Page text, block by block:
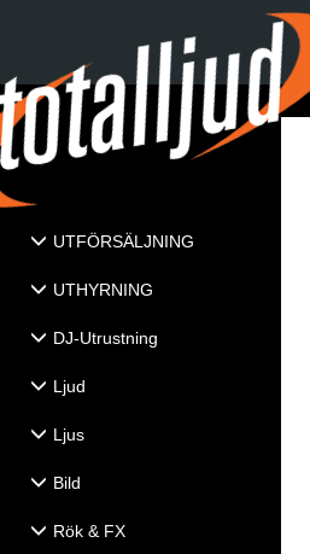
UTFÖRSÄLJNING
UTHYRNING
DJ-Utrustning
Ljud
Ljus
Bild
Rök & FX